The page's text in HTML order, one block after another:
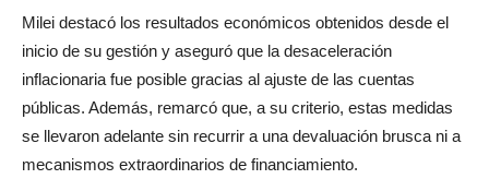
Milei destacó los resultados económicos obtenidos desde el
inicio de su gestión y aseguró que la desaceleración
inflacionaria fue posible gracias al ajuste de las cuentas
públicas. Además, remarcó que, a su criterio, estas medidas
se llevaron adelante sin recurrir a una devaluación brusca ni a
mecanismos extraordinarios de financiamiento.